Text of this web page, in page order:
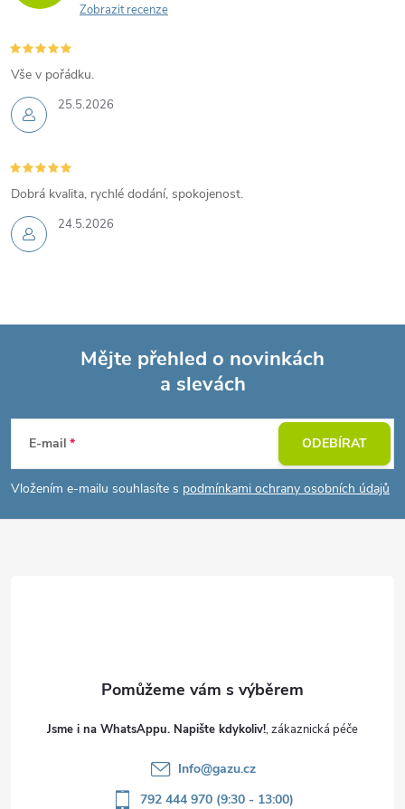
Zobrazit recenze
25.5.2026
Vše v pořádku.
24.5.2026
Dobrá kvalita, rychlé dodání, spokojenost.
p
a
Mějte přehled o novinkách
a slevách
E-mail
Vložením e-mailu souhlasíte s podmínkami ochrany osobních údajů
ODEBÍRAT
Jsme i na WhatsAppu. Napište kdykoliv!
Info@gazu.cz
792 444 970 (9:30 - 13:00)